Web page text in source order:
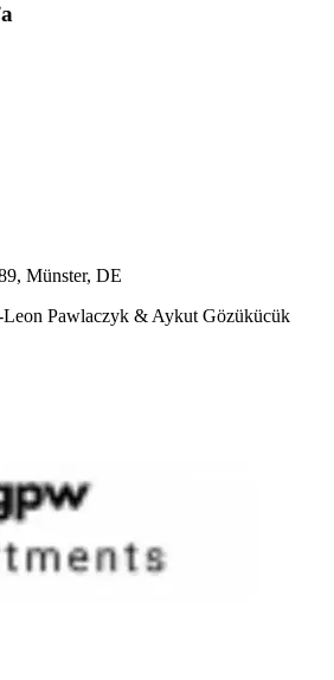
Münster, DE
Leon Pawlaczyk & Aykut Gözükücük